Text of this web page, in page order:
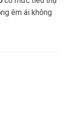
êm ái không